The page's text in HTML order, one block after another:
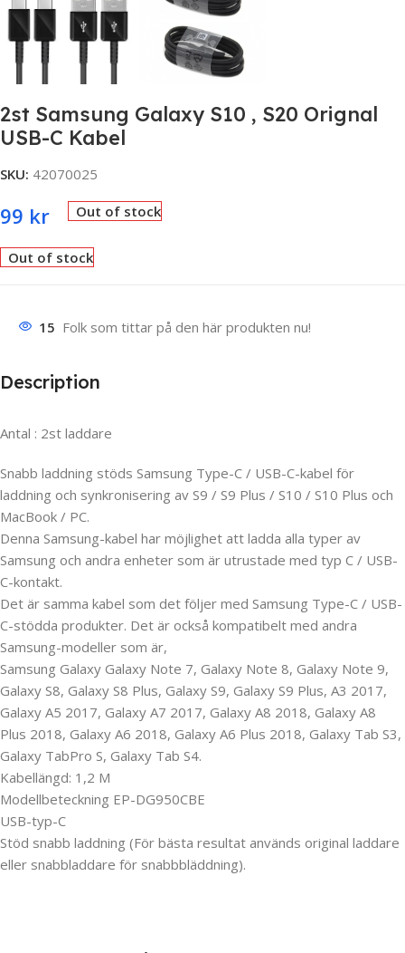
2st Samsung Galaxy S10 , S20 Orignal
USB-C Kabel
SKU: 42070025
99 kr Out of stock
Out of stock
15 Folk som tittar på den här produkten nu!
Description
Antal : 2st laddare
Snabb laddning stöds Samsung Type-C / USB-C-kabel för
laddning och synkronisering av S9 / S9 Plus / S10 / S10 Plus och
MacBook / PC.
Denna Samsung-kabel har möjlighet att ladda alla typer av
Samsung och andra enheter som är utrustade med typ C / USB-
C-kontakt.
Det är samma kabel som det följer med Samsung Type-C / USB-
C-stödda produkter. Det är också kompatibelt med andra
Samsung-modeller som är,
Samsung Galaxy Galaxy Note 7, Galaxy Note 8, Galaxy Note 9,
Galaxy S8, Galaxy S8 Plus, Galaxy S9, Galaxy S9 Plus, A3 2017,
Galaxy A5 2017, Galaxy A7 2017, Galaxy A8 2018, Galaxy A8
Plus 2018, Galaxy A6 2018, Galaxy A6 Plus 2018, Galaxy Tab S3,
Galaxy TabPro S, Galaxy Tab S4.
Kabellängd: 1,2 M
Modellbeteckning EP-DG950CBE
USB-typ-C
Stöd snabb laddning (För bästa resultat används original laddare
eller snabbladdare för snabbbläddning).